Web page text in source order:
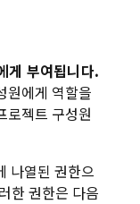
게 부여됩니다.
원에게 역할을
로젝트 구성원
나열된 권한으
한 권한은 다음